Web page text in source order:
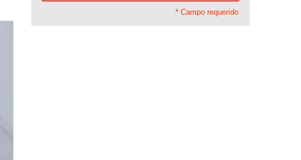
* Campo requerido